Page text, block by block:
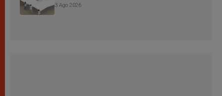
3 Ago 2026